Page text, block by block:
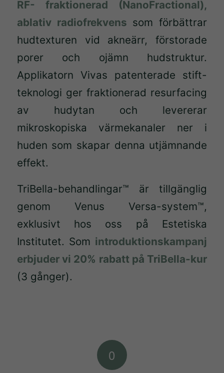
RF- fraktionerad (NanoFractional),
ablativ radiofrekvens som förbättrar
hudtexturen vid akneärr, förstorade
porer och ojämn hudstruktur.
Applikatorn Vivas patenterade stift-
teknologi ger fraktionerad resurfacing
av hudytan och levererar
mikroskopiska värmekanaler ner i
huden som skapar denna utjämnande
effekt.
TriBella-behandlingar™ är tillgänglig
genom Venus Versa-system™,
exklusivt hos oss på Estetiska
Institutet. Som introduktionskampanj
erbjuder vi 20% rabatt på TriBella-kur
(3 gånger).
0